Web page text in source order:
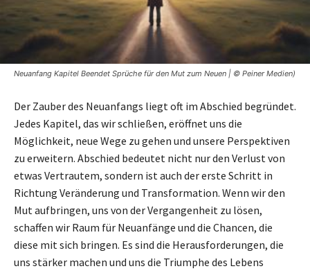
Neuanfang Kapitel Beendet Sprüche für den Mut zum Neuen | © Peiner Medien)
Der Zauber des Neuanfangs liegt oft im Abschied begründet.
Jedes Kapitel, das wir schließen, eröffnet uns die
Möglichkeit, neue Wege zu gehen und unsere Perspektiven
zu erweitern. Abschied bedeutet nicht nur den Verlust von
etwas Vertrautem, sondern ist auch der erste Schritt in
Richtung Veränderung und Transformation. Wenn wir den
Mut aufbringen, uns von der Vergangenheit zu lösen,
schaffen wir Raum für Neuanfänge und die Chancen, die
diese mit sich bringen. Es sind die Herausforderungen, die
uns stärker machen und uns die Triumphe des Lebens